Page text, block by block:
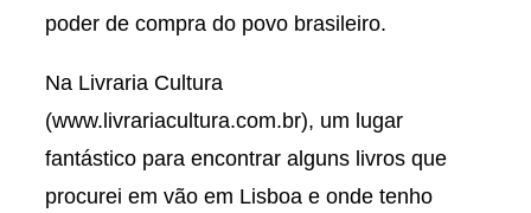
poder de compra do povo brasileiro.
Na Livraria Cultura
(www.livrariacultura.com.br), um lugar
fantástico para encontrar alguns livros que
procurei em vão em Lisboa e onde tenho